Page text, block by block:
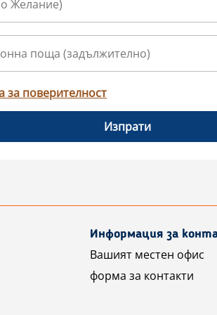
за поверителност
Изпрати
Информация за
Вашият местен офис
форма за контакти